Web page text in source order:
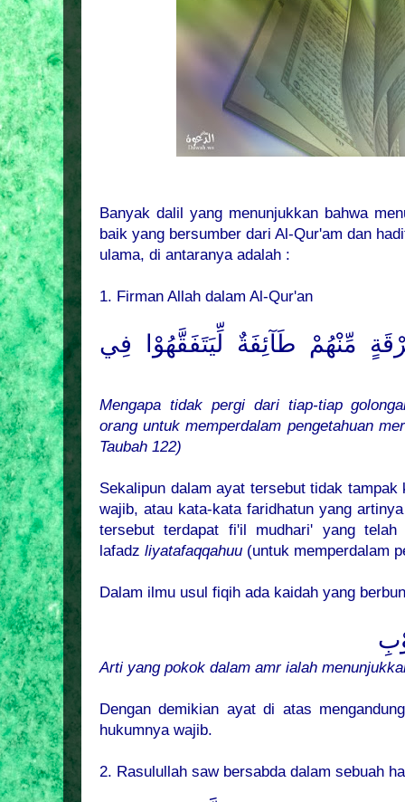
Banyak dalil yang menunjukkan bahwa
baik yang bersumber dari Al-Qur'am dan
ulama, di antaranya adalah :
1. Firman Allah dalam Al-Qur'an
مِّنْهُمْ طَآئِفَةٌ لِّيَتَفَقَّهُوْا فِي
Mengapa tidak pergi dari tiap-tiap
orang untuk memperdalam pengetahuan
Taubah 122)
Sekalipun dalam ayat tersebut tidak
wajib, atau kata-kata faridhatun yang
tersebut terdapat fi'il mudhari' yang
lafadz liyatafaqqahuu (untuk memperdalam
Dalam ilmu usul fiqih ada kaidah yang
Arti yang pokok dalam amr ialah
Dengan demikian ayat di atas
hukumnya wajib.
2. Rasulullah saw bersabda dalam sebuah